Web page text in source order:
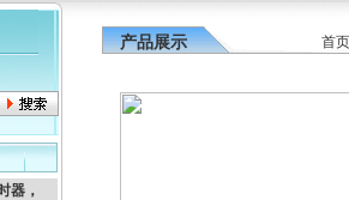
器，
产品展示 首页